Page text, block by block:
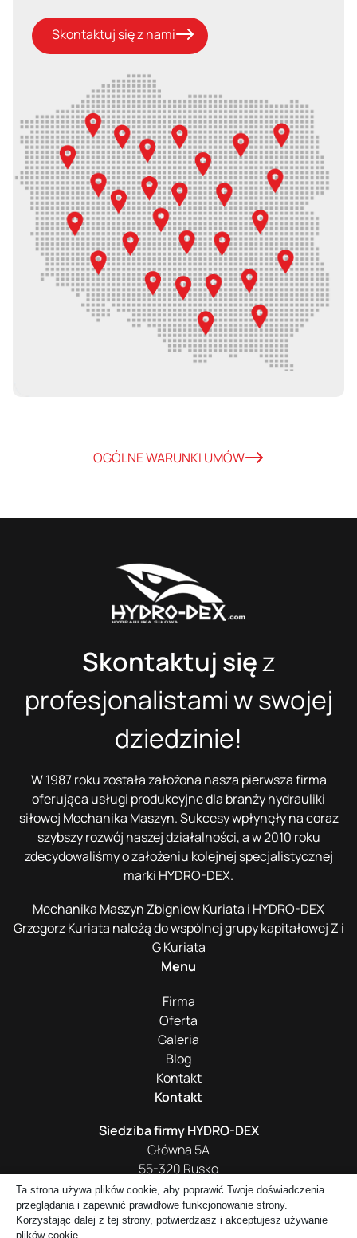
Skontaktuj się z nami
OGÓLNE WARUNKI UMÓW
Skontaktuj sięz
profesjonalistami w swojej
dziedzinie!
W 1987 roku została założona nasza pierwsza firma
oferująca usługi produkcyjne dla branży hydrauliki
siłowej Mechanika Maszyn. Sukcesy wpłynęły na coraz
szybszy rozwój naszej działalności, a w 2010 roku
zdecydowaliśmy o założeniu kolejnej specjalistycznej
marki HYDRO-DEX.
Mechanika Maszyn Zbigniew Kuriata i HYDRO-DEX
Grzegorz Kuriata należą do wspólnej grupy kapitałowej Z i
G Kuriata
Menu
Firma
Oferta
Galeria
Blog
Kontakt
Kontakt
Siedziba firmy HYDRO-DEX
Główna 5A
55-320 Rusko
+48 661 016 418
biuro@hydro-dex.com
Ta strona używa plików cookie, aby poprawić Twoje doświadczenia
przeglądania i zapewnić prawidłowe funkcjonowanie strony.
Korzystając dalej z tej strony, potwierdzasz i akceptujesz używanie
plików cookie.